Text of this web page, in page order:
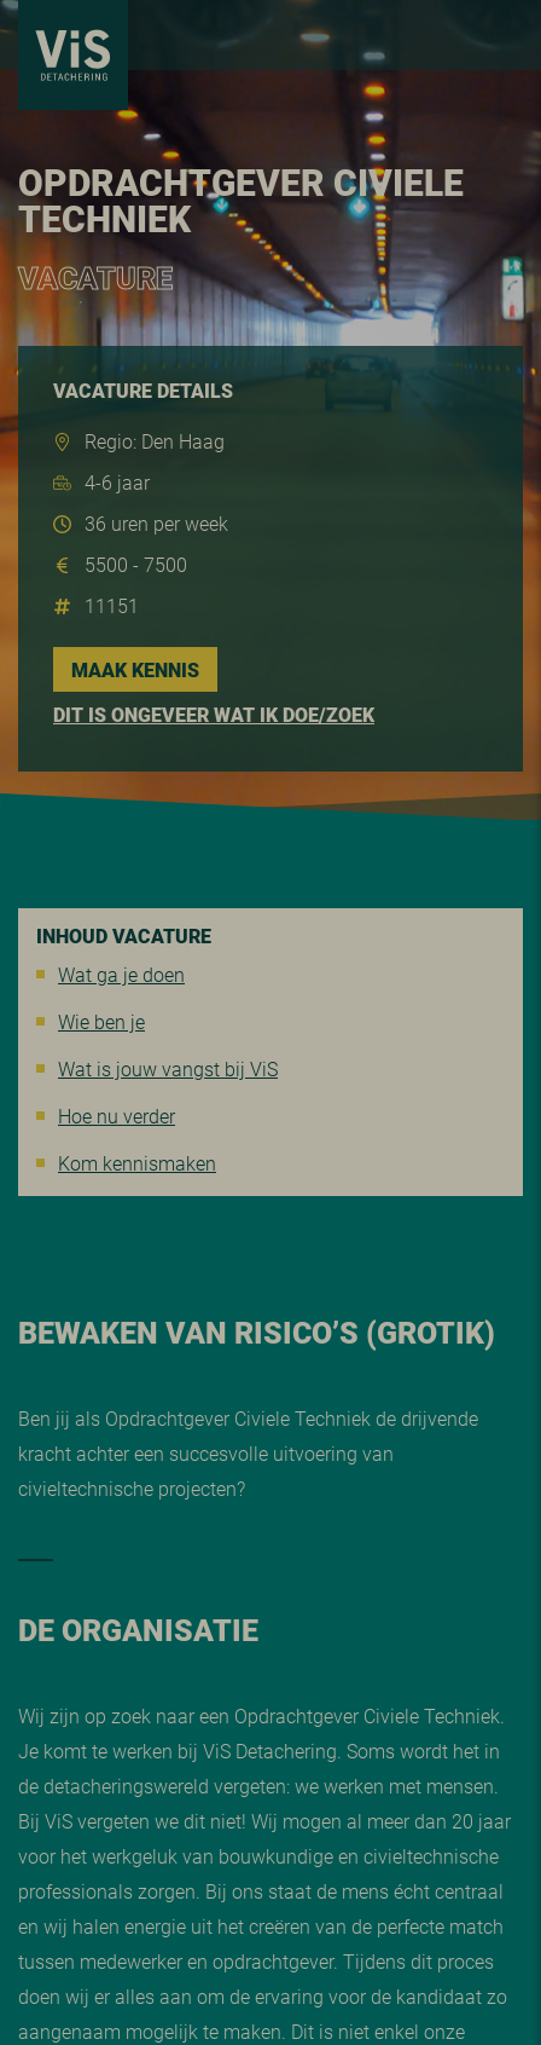
OPDRACHTGEVER CIVIELE
TECHNIEK
VACATURE
VACATURE DETAILS
Regio: Den Haag
4-6 jaar
36 uren per week
5500 - 7500
11151
MAAK KENNIS
DIT IS ONGEVEER WAT IK DOE/ZOEK
INHOUD VACATURE
Wat ga je doen
Wie ben je
Wat is jouw vangst bij ViS
Hoe nu verder
Kom kennismaken
BEWAKEN VAN RISICO’S (GROTIK)
Ben jij als Opdrachtgever Civiele Techniek de drijvende
kracht achter een succesvolle uitvoering van
civieltechnische projecten?
DE ORGANISATIE
Wij zijn op zoek naar een Opdrachtgever Civiele Techniek.
Je komt te werken bij ViS Detachering. Soms wordt het in
de detacheringswereld vergeten: we werken met mensen.
Bij ViS vergeten we dit niet! Wij mogen al meer dan 20 jaar
voor het werkgeluk van bouwkundige en civieltechnische
professionals zorgen. Bij ons staat de mens écht centraal
en wij halen energie uit het creëren van de perfecte match
tussen medewerker en opdrachtgever. Tijdens dit proces
doen wij er alles aan om de ervaring voor de kandidaat zo
aangenaam mogelijk te maken. Dit is niet enkel onze